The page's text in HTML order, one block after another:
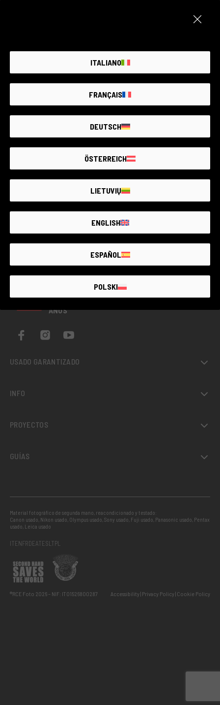
, ya que los costes de
Selecciona el país de envío:
Envío Express DHL Next Day
Si necesitas recibir tu pedido lo antes posible, puedes elegir el
servicio DHL EXPRESS, disponible tanto dentro del mismo país
como en toda Europa. Si realizas el pedido antes de las 13:00,
cuando el servicio está disponible y la red de DHL tiene
siguiente día laborable. El coste del envío Express se calcula
dinámicamente directamente en el carrito según el destino del
código postal y el destino.
EL MAYOR MERCADO
AÑOS
USADO GARANTIZADO
INFO
PROYECTOS
GUÍAS
Material fotográfico de segunda mano, reacondicionado y testado:
Canon usado Nikon usado Olympus usado Sony usado Fuji usado Panasonic usado Pentax
usado Leica usado
ITENFRDEATESLTPL
®RCE Foto 2026 – NIF: IT01526800287 Accessibility Privacy Policy Cookie Policy
ITALIANO
FRANÇAIS
DEUTSCH
ÖSTERREICH
LIETUVIŲ
ENGLISH
ESPAÑOL
POLSKI